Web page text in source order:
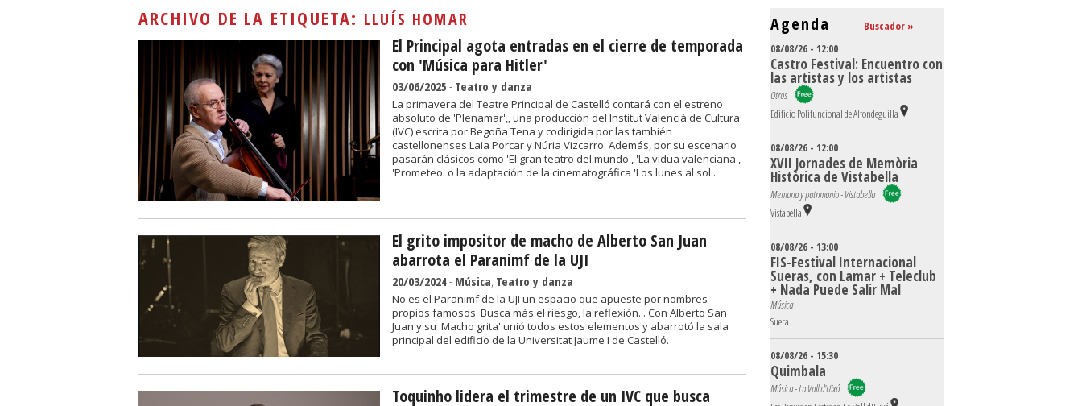
ARCHIVO DE LA ETIQUETA: LLUÍS HOMAR
El Principal agota entradas en el cierre de temporada
con 'Música para Hitler'
03/06/2025 - Teatro y danza
La primavera del Teatre Principal de Castelló contará con el estreno
absoluto de 'Plenamar',, una producción del Institut Valencià de Cultura
(IVC) escrita por Begoña Tena y codirigida por las también
castellonenses Laia Porcar y Núria Vizcarro. Además, por su escenario
pasarán clásicos como 'El gran teatro del mundo', 'La vidua valenciana',
'Prometeo' o la adaptación de la cinematográfica 'Los lunes al sol'.
El grito impositor de macho de Alberto San Juan
abarrota el Paranimf de la UJI
20/03/2024- Música, Teatro y danza
No es el Paranimf de la UJI un espacio que apueste por nombres
propios famosos. Busca más el riesgo, la reflexión... Con Alberto San
Juan y su 'Macho grita' unió todos estos elementos y abarrotó la sala
principal del edificio de la Universitat Jaume I de Castelló.
Toquinho lidera el trimestre de un IVC que busca
Agenda
Buscador »
08/08/26 - 12:00
Castro Festival: Encuentro con
las artistas y los artistas
Otros
Edificio Polifuncional de Alfondeguilla
08/08/26 - 12:00
XVII Jornades de Memòria
Històrica de Vistabella
Memoria y patrimonio - Vistabella
Vistabella
08/08/26 - 13:00
FIS-Festival Internacional
Sueras, con Lamar + Teleclub
+ Nada Puede Salir Mal
Música
Suera
08/08/26 - 15:30
Quimbala
Música - La Vall d'Uixó